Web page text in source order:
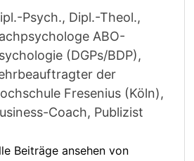
Psych., Dipl.-Theol.,
ABO-
(DGPs/BDP),
der
Fresenius (Köln),
Coach, Publizist
Beiträge ansehen von